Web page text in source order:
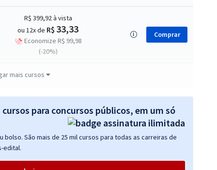
R$ 399,92à vista
ou 12x de R$ 33,33
Economize R$ 99,98
(-20%)
Comprar
R$ 399,92
Economize R$ 99,98
(-20%)
ou 12x de R$33,33
(-20%)
mais cursos
para concursos públicos, em um só
São mais de 25 mil cursos para todas as carreiras de
edital.